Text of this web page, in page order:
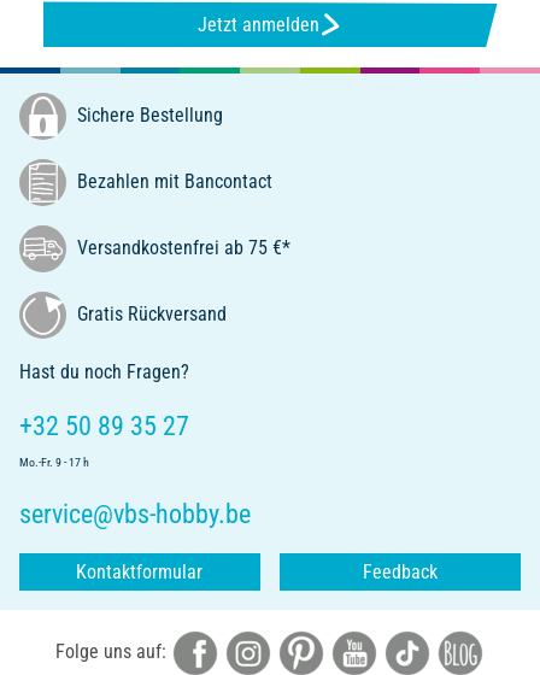
Jetzt anmelden
Sichere Bestellung
Bezahlen mit Bancontact
Versandkostenfrei ab 75 €*
Gratis Rückversand
Hast du noch Fragen?
+32 50 89 35 27
Mo.-Fr. 9 - 17 h
service@vbs-hobby.be
Kontaktformular Feedback
Folge uns auf: